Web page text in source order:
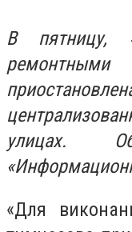
В
улицах.
«Для